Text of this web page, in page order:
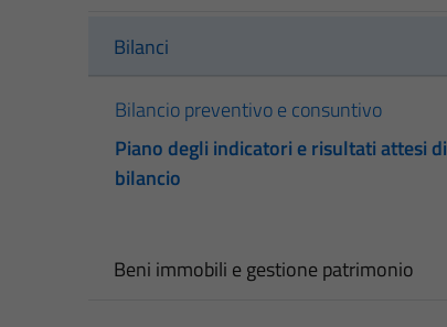
Bilanci
Bilancio preventivo e consuntivo
Piano degli indicatori e risultati attesi di
bilancio
Beni immobili e gestione patrimonio